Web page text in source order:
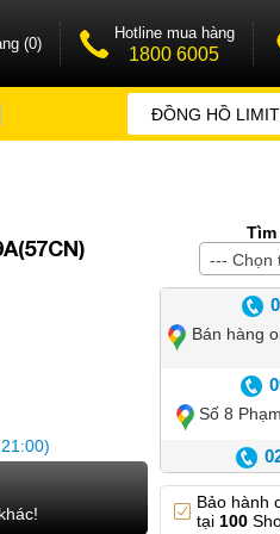
(0)
Hotline mua hàng
1800 6005
ĐỒNG HỒ
--- Chọn
Bán hàng
Số 8
Số 42
Bảo hành
tại 100